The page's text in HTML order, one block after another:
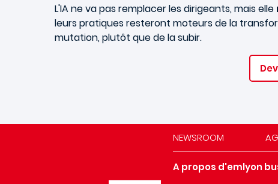
L'IA ne va pas remplacer les dirigeants, mais elle
leurs pratiques resteront moteurs de la
mutation, plutôt que de la subir.
NEWSROOM
A propos d'emlyon